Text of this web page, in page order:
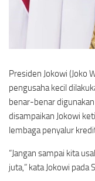
Presiden Jokowi (Joko
pengusaha kecil
benar-benar
disampaikan Jokowi
lembaga penyalur
“Jangan sampai kita
juta,” kata Jokowi